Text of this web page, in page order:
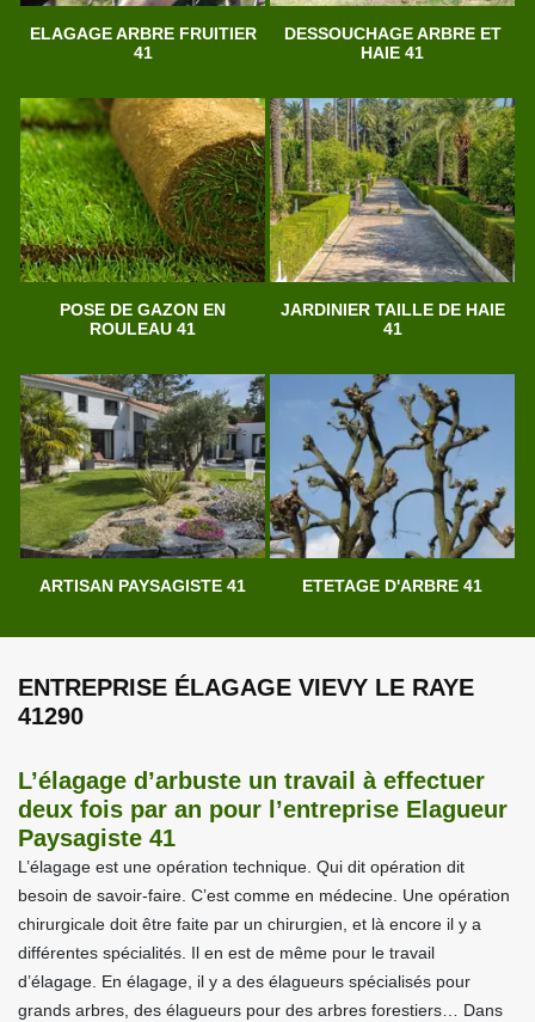
ELAGAGE ARBRE FRUITIER
41
DESSOUCHAGE ARBRE ET
HAIE 41
POSE DE GAZON EN
ROULEAU 41
JARDINIER TAILLE DE HAIE
41
ARTISAN PAYSAGISTE 41 ETETAGE D'ARBRE 41
ENTREPRISE ÉLAGAGE VIEVY LE RAYE
41290
L’élagage d’arbuste un travail à effectuer
deux fois par an pour l’entreprise Elagueur
Paysagiste 41
L’élagage est une opération technique. Qui dit opération dit
besoin de savoir-faire. C’est comme en médecine. Une opération
chirurgicale doit être faite par un chirurgien, et là encore il y a
différentes spécialités. Il en est de même pour le travail
d’élagage. En élagage, il y a des élagueurs spécialisés pour
grands arbres, des élagueurs pour des arbres forestiers… Dans